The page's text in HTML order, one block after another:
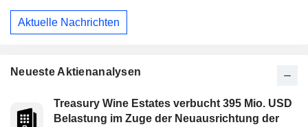
Aktuelle Nachrichten
Neueste Aktienanalysen
Treasury Wine Estates verbucht 395 Mio. USD
Belastung im Zuge der Neuausrichtung der